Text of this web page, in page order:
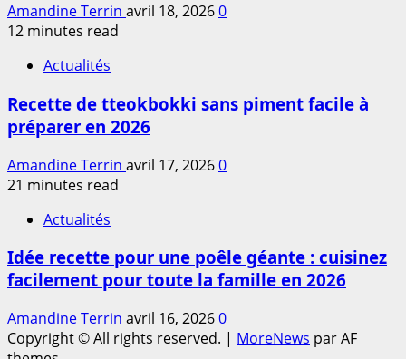
Amandine Terrin avril 18, 20260
12 minutes read
Actualités
Recette de tteokbokki sans piment facile à
préparer en 2026
Amandine Terrin avril 17, 20260
21 minutes read
Actualités
Idée recette pour une poêle géante : cuisinez
facilement pour toute la famille en 2026
Amandine Terrin avril 16, 20260
Copyright © All rights reserved. | MoreNews par AF